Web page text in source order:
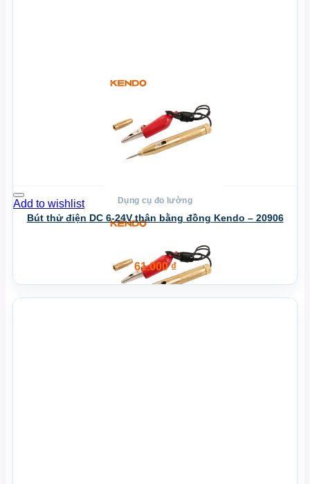
Add to wishlist Dụng cụ đo lường
Bút thử điện DC 6-24V thân bằng đồng Kendo – 20906
61.000₫